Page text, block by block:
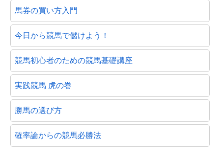
馬券の買い方入門
今日から競馬で儲けよう！
競馬初心者のための競馬基礎講座
実践競馬 虎の巻
勝馬の選び方
確率論からの競馬必勝法